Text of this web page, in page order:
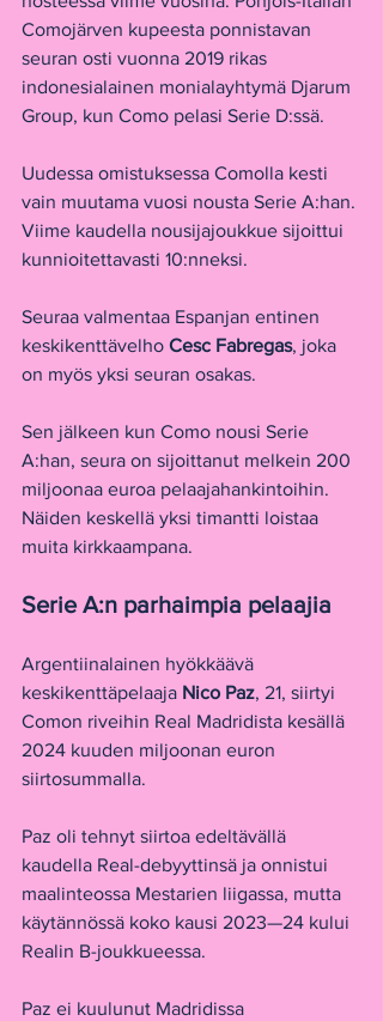
Comojärven kupeesta ponnistavan
seuran osti vuonna 2019 rikas
indonesialainen monialayhtymä Djarum
Group, kun Como pelasi Serie D:ssä.
Uudessa omistuksessa Comolla kesti
vain muutama vuosi nousta Serie A:han.
Viime kaudella nousijajoukkue sijoittui
kunnioitettavasti 10:nneksi.
Seuraa valmentaa Espanjan entinen
keskikenttävelho Cesc Fabregas, joka
on myös yksi seuran osakas.
Sen jälkeen kun Como nousi Serie
A:han, seura on sijoittanut melkein 200
miljoonaa euroa pelaajahankintoihin.
Näiden keskellä yksi timantti loistaa
muita kirkkaampana.
Serie A:n parhaimpia pelaajia
Argentiinalainen hyökkäävä
keskikenttäpelaaja Nico Paz, 21, siirtyi
Comon riveihin Real Madridista kesällä
2024 kuuden miljoonan euron
siirtosummalla.
Paz oli tehnyt siirtoa edeltävällä
kaudella Real-debyyttinsä ja onnistui
maalinteossa Mestarien liigassa, mutta
käytännössä koko kausi 2023—24 kului
Realin B-joukkueessa.
Paz ei kuulunut Madridissa